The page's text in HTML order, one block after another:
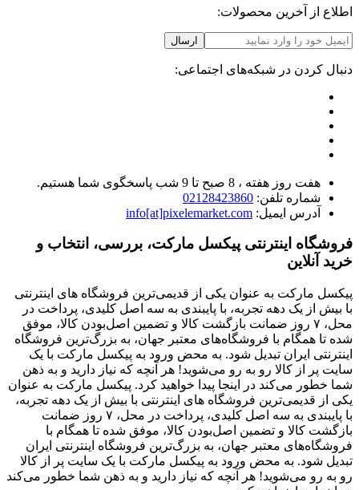
اطلاع از آخرین محصولات:
ارسال
دنبال کردن در شبکه‌های اجتماعی:
هفت روز هفته ، 8 صبح تا 9 شب پاسخگوی شما هستیم.
شماره تلفن: 02128423860
آدرس ایمیل: info[at]pixelemarket.com
فروشگاه اینترنتی پیکسل مارکت، بررسی، انتخاب و
خرید آنلاین
پیکسل مارکت به عنوان یکی از قدیمی‌ترین فروشگاه های اینترنتی
با بیش از یک دهه تجربه، با پایبندی به سه اصل کلیدی، پرداخت در
محل، ۷ روز ضمانت بازگشت کالا و تضمین اصل‌بودن کالا، موفق
شده تا همگام با فروشگاه‌های معتبر جهان، به بزرگ‌ترین فروشگاه
اینترنتی ایران تبدیل شود. به محض ورود به پیکسل مارکت با یک
سایت پر از کالا رو به رو می‌شوید! هر آنچه که نیاز دارید و به ذهن
شما خطور می‌کند در اینجا پیدا خواهید کرد. پیکسل مارکت به عنوان
یکی از قدیمی‌ترین فروشگاه های اینترنتی با بیش از یک دهه تجربه،
با پایبندی به سه اصل کلیدی، پرداخت در محل، ۷ روز ضمانت
بازگشت کالا و تضمین اصل‌بودن کالا، موفق شده تا همگام با
فروشگاه‌های معتبر جهان، به بزرگ‌ترین فروشگاه اینترنتی ایران
تبدیل شود. به محض ورود به پیکسل مارکت با یک سایت پر از کالا
رو به رو می‌شوید! هر آنچه که نیاز دارید و به ذهن شما خطور می‌کند